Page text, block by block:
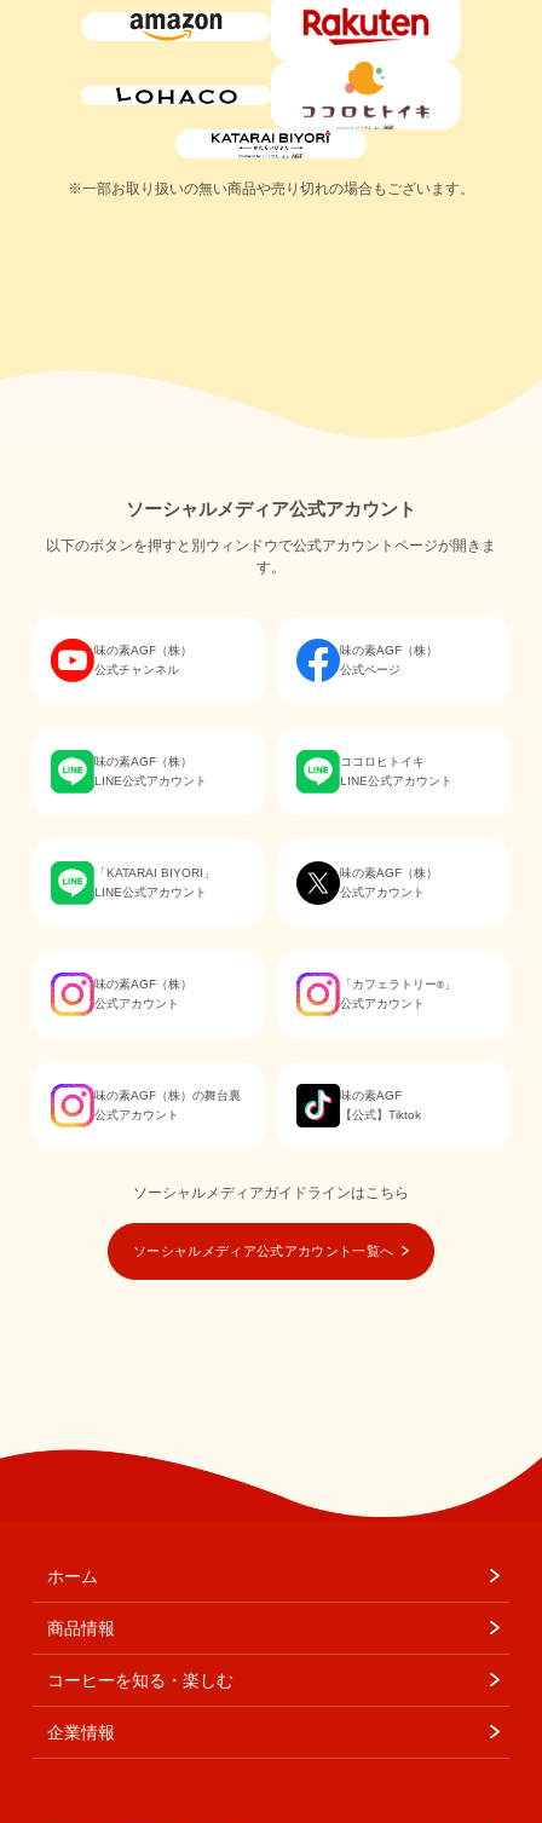
※一部お取り扱いの無い商品や売り切れの場合もございます。
ソーシャルメディア公式アカウント
以下のボタンを押すと別ウィンドウで公式アカウントページが開きま
す。
味の素AGF（株）
公式チャンネル
味の素AGF（株）
公式ページ
味の素AGF（株）
LINE公式アカウント
ココロヒトイキ
LINE公式アカウント
「KATARAI BIYORI」
LINE公式アカウント
味の素AGF（株）
公式アカウント
味の素AGF（株）
公式アカウント
「カフェラトリー® 」
公式アカウント
味の素AGF（株）の舞台裏
公式アカウント
味の素AGF
【公式】Tiktok
ソーシャルメディアガイドラインはこちら
ソーシャルメディア公式アカウント一覧へ
ホーム
商品情報
コーヒーを知る・楽しむ
企業情報